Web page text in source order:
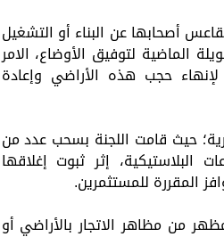
أصحابها عن البناء أو التشغيل
الماضية لتوفيق الأوضاع، الامر
حجب هذه الأراضي وإعادة
حيث قامت اللجنة بسحب عدد من
غير المستغلة بمجمع "مرغم 2" للصناعات البلاستيكية، إثر ثبوت إغلاقها
المقررة للمستثمرين.
من مظاهر الاتجار بالأراضي أو